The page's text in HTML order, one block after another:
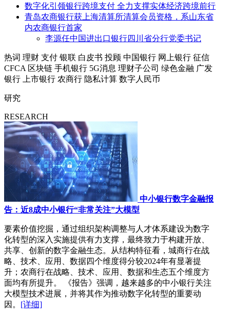
数字化引领银行跨境支付 全力支撑实体经济跨境前行
青岛农商银行获上海清算所清算会员资格，系山东省
内农商银行首家
李源任中国进出口银行四川省分行党委书记
热词 理财 支付 银联 白皮书 投顾 中国银行 网上银行 征信
CFCA 区块链 手机银行 5G消息 理财子公司 绿色金融 广发
银行
上市银行 农商行 隐私计算 数字人民币
研究
RESEARCH
中小银行数字金融报
告：近8成中小银行“非常关注”大模型
要素价值挖掘，通过组织架构调整与人才体系建设为数字
化转型的深入实施提供有力支撑，最终致力于构建开放、
共享、创新的数字金融生态。从结构特征看，城商行在战
略、技术、应用、数据四个维度得分较2024年有显著提
升；农商行在战略、技术、应用、数据和生态五个维度方
面均有所提升。 《报告》强调，越来越多的中小银行关注
大模型技术进展，并将其作为推动数字化转型的重要动
因。 [详细]